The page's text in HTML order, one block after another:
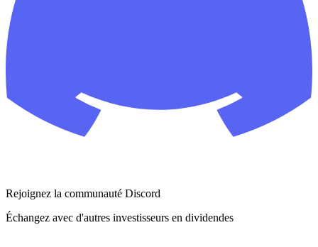
Rejoignez la communauté Discord
Échangez avec d'autres investisseurs en dividendes